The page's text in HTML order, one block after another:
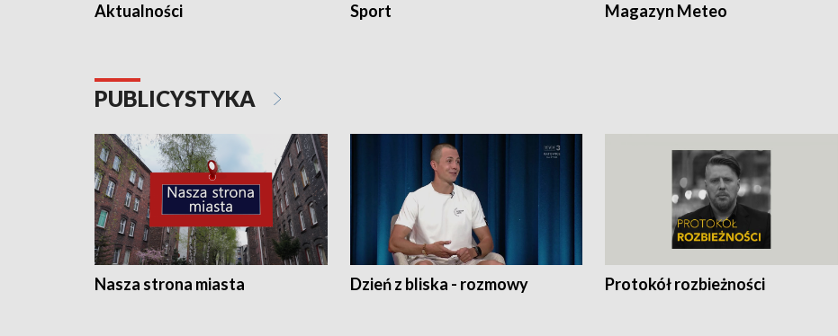
Aktualności Sport Magazyn Meteo
PUBLICYSTYKA
Nasza strona miasta Dzień z bliska - rozmowy Protokół rozbieżności